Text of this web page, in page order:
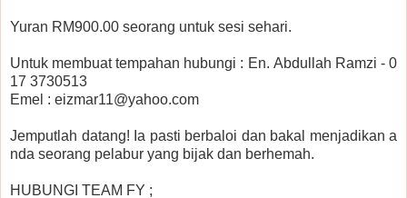
Yuran RM900.00 seorang untuk sesi sehari.
Untuk membuat tempahan hubungi : En. Abdullah Ramzi - 0
17 3730513
Emel : eizmar11@yahoo.com
Jemputlah datang! Ia pasti berbaloi dan bakal menjadikan a
nda seorang pelabur yang bijak dan berhemah.
HUBUNGI TEAM FY ;